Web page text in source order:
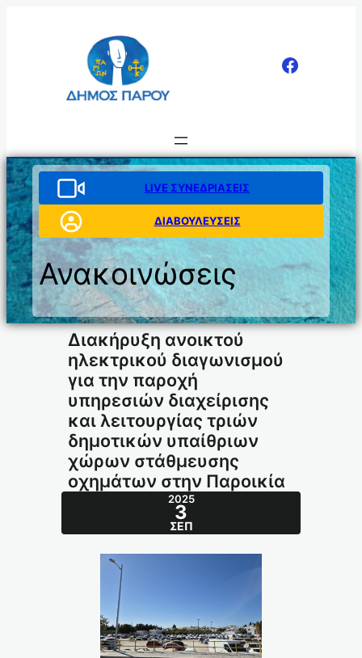
LIVE ΣΥΝΕΔΡΙΑΣΕΙΣ
ΔΙΑΒΟΥΛΕΥΣΕΙΣ
Ανακοινώσεις
Διακήρυξη ανοικτού
ηλεκτρικού διαγωνισμού
για την παροχή
υπηρεσιών διαχείρισης
και λειτουργίας τριών
δημοτικών υπαίθριων
χώρων στάθμευσης
οχημάτων στην Παροικία
2025
3
ΣΕΠ